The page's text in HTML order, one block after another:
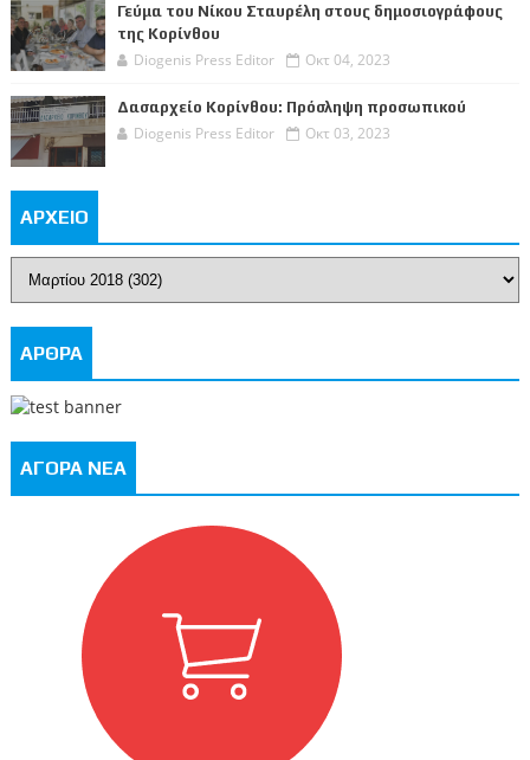
Γεύμα του Νίκου Σταυρέλη στους δημοσιογράφους
της Κορίνθου
Diogenis Press Editor Οκτ 04, 2023
Δασαρχείο Κορίνθου: Πρόσληψη προσωπικού
Diogenis Press Editor Οκτ 03, 2023
ΑΡΧΕΙΟ
ΑΡΘΡΑ
ΑΓΟΡΑ ΝΕΑ